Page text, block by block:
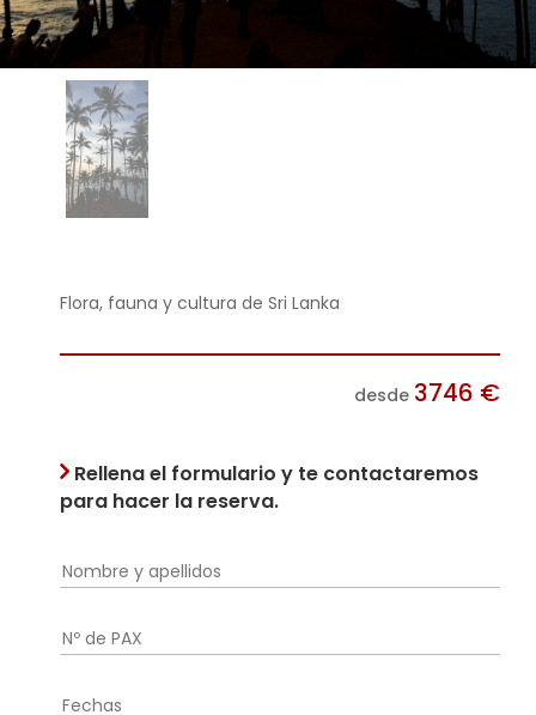
Flora, fauna y cultura de Sri Lanka
desde 3746 €
Rellena el formulario y te contactaremos
para hacer la reserva.